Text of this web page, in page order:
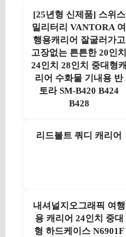
[25년형 신제품] 스위스
밀리터리 VANTORA 여
행용캐리어 잘굴러가고
고장없는 튼튼한 20인치
24인치 28인치 중대형캐
리어 수화물 기내용 반
토라 SM-B420 B424
B428
리드볼트 쿼디 캐리어
내셔널지오그래픽 여행
용 캐리어 24인치 중대
형 하드케이스 N6901F